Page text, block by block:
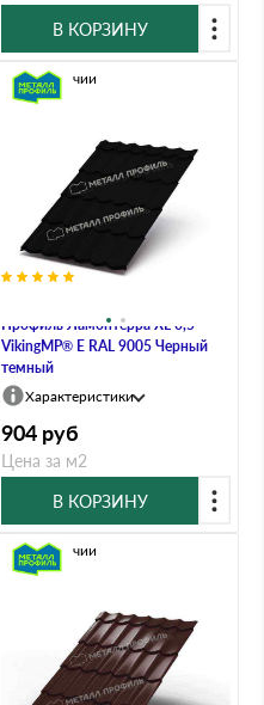
В КОРЗИНУ
Профиль Ламонтерра XL 0,5
VikingMP® E RAL 9005 Черный
темный
В наличии
Характеристики
904 руб
Цена за м2
В КОРЗИНУ
В наличии